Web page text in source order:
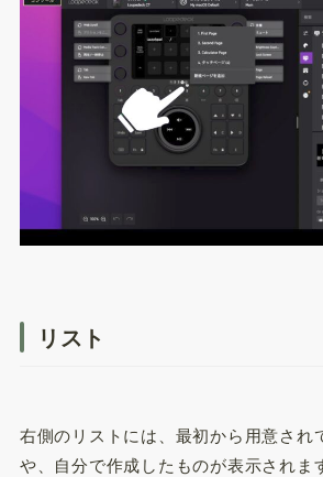
リスト
右側のリストには、最初から用意され
や、自分で作成したものが表示されま